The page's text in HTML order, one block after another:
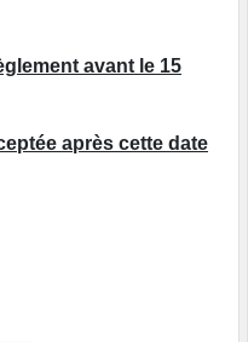
avant le 15
après cette date